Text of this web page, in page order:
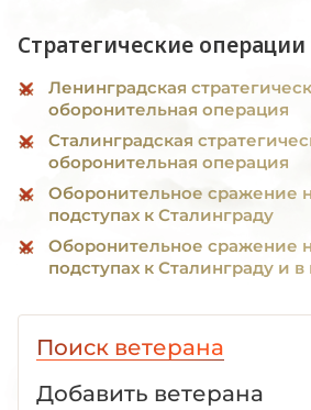
Стратегические операции
Ленинградская
оборонительная операция
Сталинградская
оборонительная операция
Оборонительное сражение
подступах к Сталинграду
Оборонительное сражение
подступах к Сталинграду и в
Поиск ветерана
Добавить ветерана